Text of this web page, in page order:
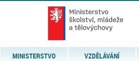
MINISTERSTVO VZDĚLÁVÁNÍ